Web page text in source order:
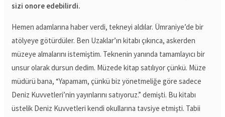
sizi onore edebilirdi.
Hemen adamlarına haber verdi, tekneyi aldılar. Ümraniye’de bir
atölyeye götürdüler. Ben Uzaklar’ın kitabı çıkınca, askerden
müzeye almalarını istemiştim. Teknenin yanında tamamlayıcı bir
unsur olarak dursun dedim. Müzede kitap satılıyor çünkü. Müze
müdürü bana, “Yapamam, çünkü biz yönetmeliğe göre sadece
Deniz Kuvvetleri’nin yayınlarını satıyoruz.” demişti. Bu kitabı
üstelik Deniz Kuvvetleri kendi okullarına tavsiye etmişti. Tabii